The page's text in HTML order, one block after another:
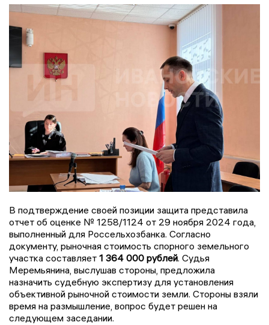
В подтверждение своей позиции защита представила
отчет об оценке № 1258/1124 от 29 ноября 2024 года,
выполненный для Россельхозбанка. Согласно
документу, рыночная стоимость спорного земельного
участка составляет 1 364 000 рублей. Судья
Меремьянина, выслушав стороны, предложила
назначить судебную экспертизу для установления
объективной рыночной стоимости земли. Стороны взяли
время на размышление, вопрос будет решен на
следующем заседании.